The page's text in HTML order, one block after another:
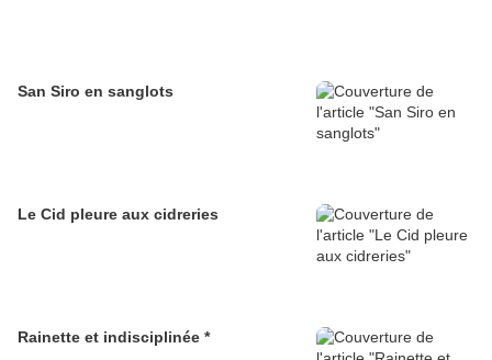
San Siro en sanglots
Le Cid pleure aux cidreries
Rainette et indisciplinée *